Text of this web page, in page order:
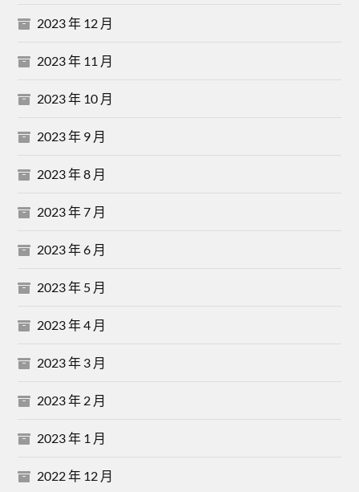
2023 年 12 月
2023 年 11 月
2023 年 10 月
2023 年 9 月
2023 年 8 月
2023 年 7 月
2023 年 6 月
2023 年 5 月
2023 年 4 月
2023 年 3 月
2023 年 2 月
2023 年 1 月
2022 年 12 月